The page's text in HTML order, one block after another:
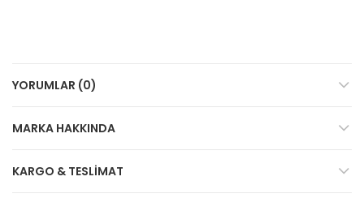
YORUMLAR (0)
MARKA HAKKINDA
KARGO & TESLIMAT